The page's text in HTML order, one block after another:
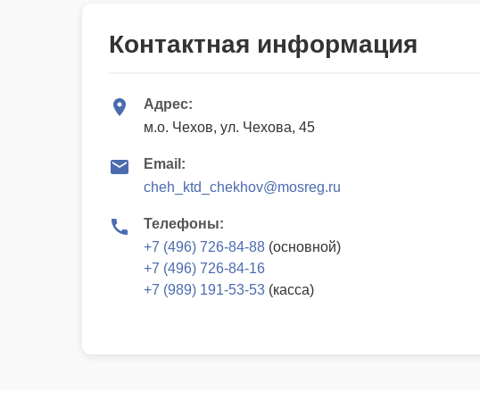
Контактная информация
Адрес:
м.о. Чехов, ул. Чехова, 45
Email:
cheh_ktd_chekhov@mosreg.ru
Телефоны:
+7 (496) 726-84-88 (основной)
+7 (496) 726-84-16
+7 (989) 191-53-53 (касса)